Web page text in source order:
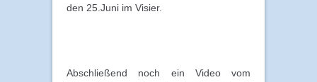
den 25.Juni im Visier.
Abschließend noch ein Video vom